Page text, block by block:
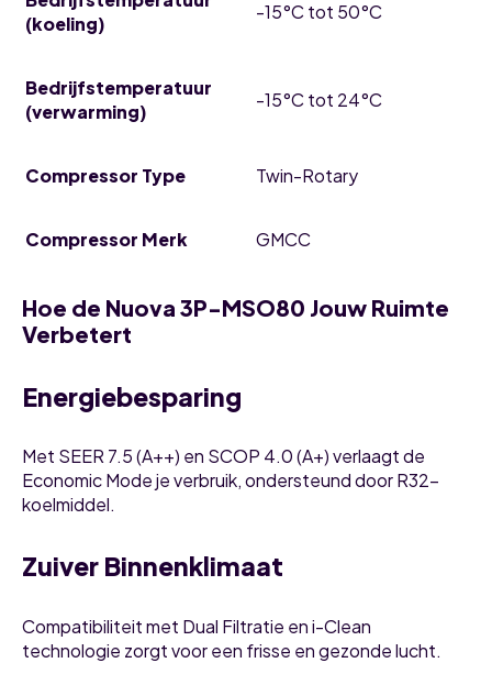
(koeling)
-15°C tot 50°C
Bedrijfstemperatuur
(verwarming)
-15°C tot 24°C
Compressor Type Twin-Rotary
Compressor Merk GMCC
Hoe de Nuova 3P-MSO80 Jouw Ruimte
Verbetert
Energiebesparing
Met SEER 7.5 (A++) en SCOP 4.0 (A+) verlaagt de
Economic Mode je verbruik, ondersteund door R32-
koelmiddel.
Zuiver Binnenklimaat
Compatibiliteit met Dual Filtratie en i-Clean
technologie zorgt voor een frisse en gezonde lucht.